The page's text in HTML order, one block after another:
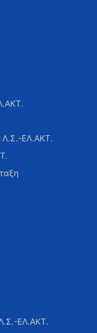
Λ.Σ.-ΕΛ.ΑΚΤ.
ΕΛ.ΑΚΤ.